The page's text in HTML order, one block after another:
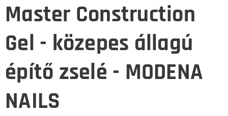
Master Construction
Gel - közepes állagú
építő zselé - MODENA
NAILS